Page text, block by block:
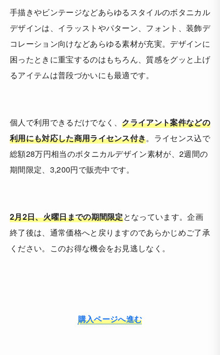
手描きやビンテージなどあらゆるスタイルのボタニカル
デザインは、イラッストやパターン、フォント、装飾デ
コレーション向けなどあらゆる素材が充実。デザインに
困ったときに重宝するのはもちろん、質感をグッと上げ
るアイテムは普段づかいにも最適です。
個人で利用できるだけでなく、クライアント案件などの
利用にも対応した商用ライセンス付き。ライセンス込で
総額28万円相当のボタニカルデザイン素材が、2週間の
期間限定、3,200円で販売中です。
2月2日、火曜日までの期間限定となっています。企画
終了後は、通常価格へと戻りますのであらかじめご了承
ください。このお得な機会をお見逃しなく。
購入ページへ進む